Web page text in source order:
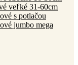
veľké 31-60cm
s potlačou
jumbo mega